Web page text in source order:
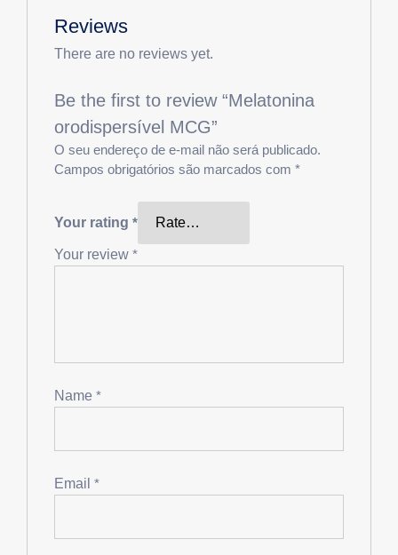
Reviews
There are no reviews yet.
Be the first to review “Melatonina
orodispersível MCG”
O seu endereço de e-mail não será publicado.
Campos obrigatórios são marcados com *
Your rating *
Your review *
Name *
Email *